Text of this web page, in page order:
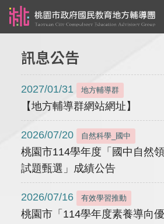
訊息公告
2027/01/31 地方輔導群
【地方輔導群網站網址】
2026/07/20 自然科學_國中
桃園市114學年度「國中自然
試題甄選」成績公告
2026/07/16 有效學習推動
桃園市「114學年度素養導向